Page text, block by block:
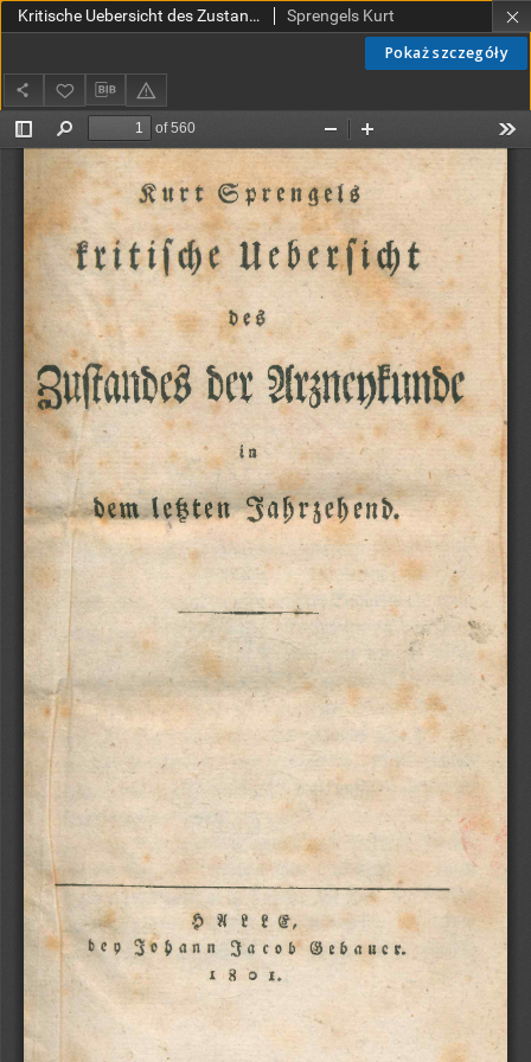
Pokaż szczegóły
Kritische Uebersicht des Zustandes der Arzneykunde in dem Letzten Jahrzehend Sprengels Kurt